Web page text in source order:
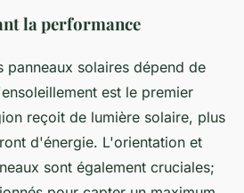
la performance
panneaux solaires dépend de
est le premier
reçoit de lumière solaire, plus
d'énergie. L'orientation et
sont également cruciales;